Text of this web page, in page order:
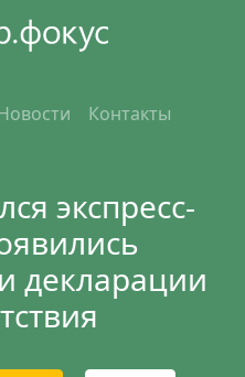
Контакты
экспресс-
декларации